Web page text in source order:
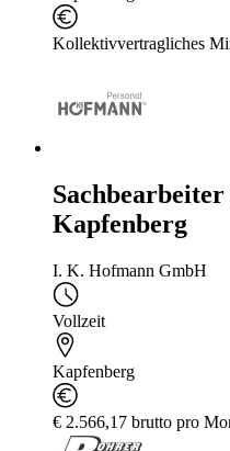
Kollektivvertragliches
Kapfenberg
I. K. Hofmann GmbH
Vollzeit
Kapfenberg
€ 2.566,17 brutto pro